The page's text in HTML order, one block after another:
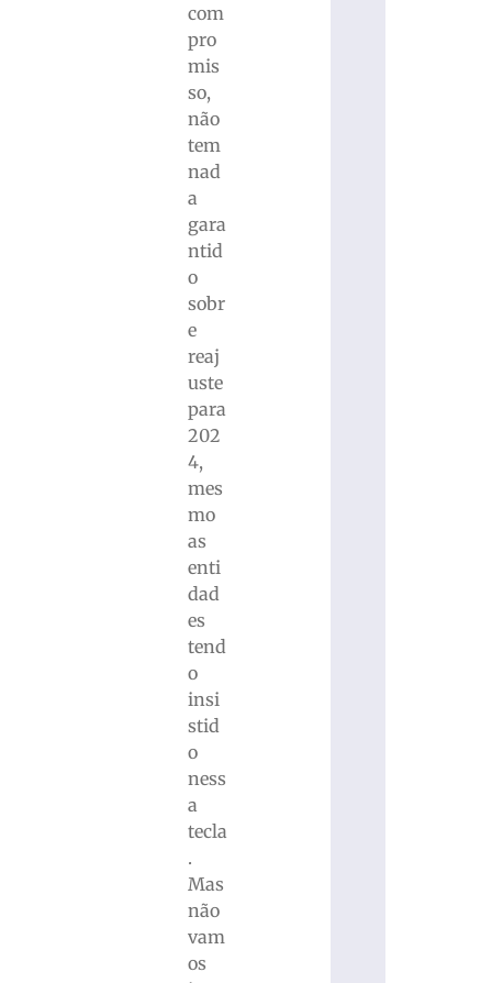
com
pro
mis
so,
não
tem
nad
a
gara
ntid
o
sobr
e
reaj
uste
para
202
4,
mes
mo
as
enti
dad
es
tend
o
insi
stid
o
ness
a
tecla
.
Mas
não
vam
os